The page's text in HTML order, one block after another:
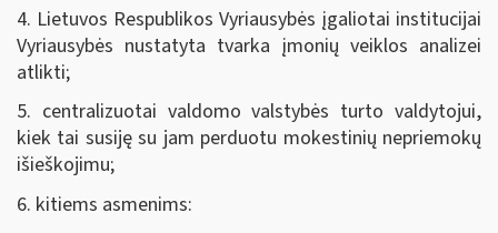
4. Lietuvos Respublikos Vyriausybės įgaliotai institucijai
Vyriausybės nustatyta tvarka įmonių veiklos analizei
atlikti;
5. centralizuotai valdomo valstybės turto valdytojui,
kiek tai susiję su jam perduotu mokestinių nepriemokų
išieškojimu;
6. kitiems asmenims: